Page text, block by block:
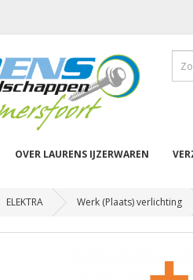
OVER LAURENS IJZERWAREN
ELEKTRA Werk (Plaats) verlichting